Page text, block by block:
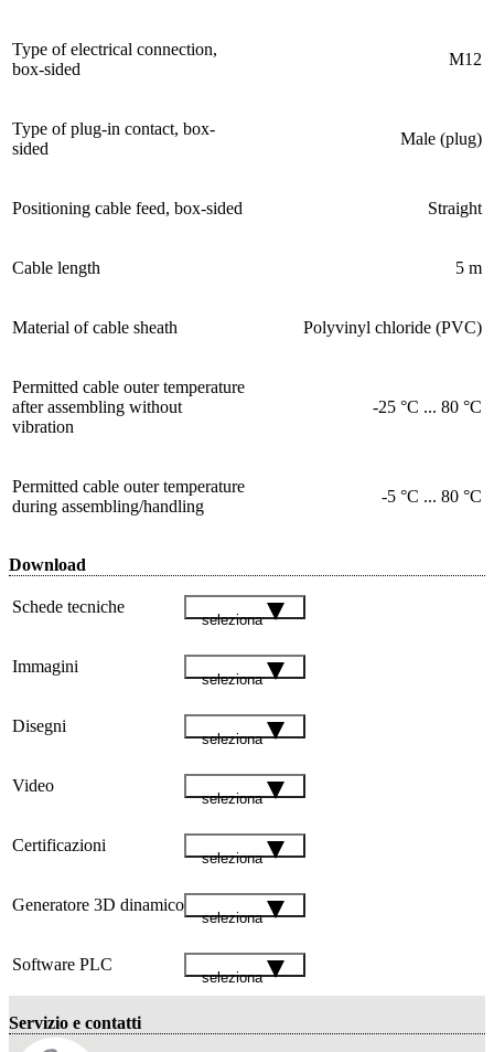
Type of electrical connection,
box-sided
M12
Type of plug-in contact, box-
sided
Male (plug)
Positioning cable feed, box-sided Straight
Cable length 5 m
Material of cable sheath Polyvinyl chloride (PVC)
Permitted cable outer temperature
after assembling without
vibration
-25 °C ... 80 °C
Permitted cable outer temperature
during assembling/handling
-5 °C ... 80 °C
Download
Schede tecniche
seleziona
Immagini
seleziona
Disegni
seleziona
Video
seleziona
Certificazioni
seleziona
Generatore 3D dinamico
seleziona
Software PLC
seleziona
Servizio e contatti